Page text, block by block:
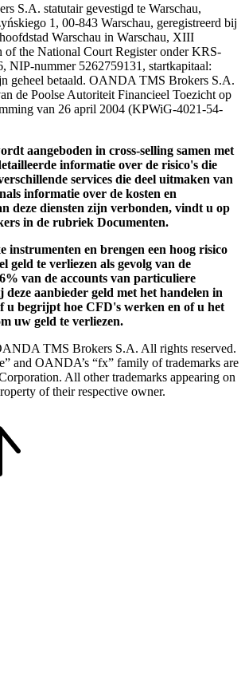
S.A. statutair gevestigd te Warschau,
1, 00-843 Warschau, geregistreerd bij
Warschau in Warschau, XIII
the National Court Register onder KRS-
NIP-nummer 5262759131, startkapitaal:
geheel betaald. OANDA TMS Brokers S.A.
de Poolse Autoriteit Financieel Toezicht op
van 26 april 2004 (KPWiG-4021-54-
aangeboden in cross-selling samen met
informatie over de risico's die
services die deel uitmaken van
informatie over de kosten en
deze diensten zijn verbonden, vindt u op
in de rubriek Documenten.
instrumenten en brengen een hoog risico
geld te verliezen als gevolg van de
van de accounts van particuliere
deze aanbieder geld met het handelen in
u begrijpt hoe CFD's werken en of u het
uw geld te verliezen.
TMS Brokers S.A. All rights reserved.
and OANDA’s “fx” family of trademarks are
All other trademarks appearing on
of their respective owner.